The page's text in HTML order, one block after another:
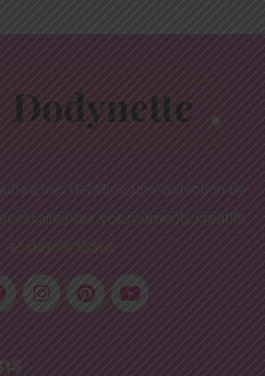
très détaillés, une collection de
pour vos moments créatifs
et de jolis tissus.